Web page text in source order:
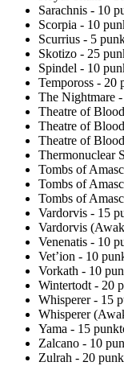
Sarachnis - 10
Scorpia - 10
Scurrius - 5
Skotizo - 25
Spindel - 10
Tempoross - 20
The Nightmare
Theatre of
Theatre of
Theatre of
Thermonuclear
Tombs of
Tombs of
Tombs of
Vardorvis - 15
Vardorvis
Venenatis - 10
Vet’ion - 10
Vorkath - 10
Wintertodt - 20
Whisperer - 15
Whisperer
Yama - 15
Zalcano - 10
Zulrah - 20